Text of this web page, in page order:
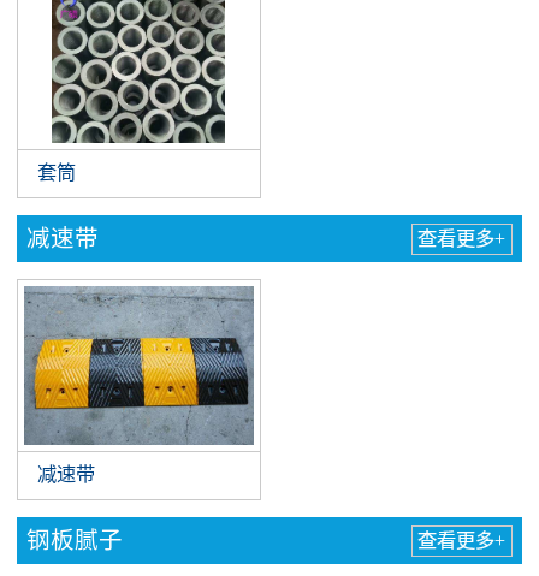
套筒
减速带 查看更多+
减速带
钢板腻子 查看更多+